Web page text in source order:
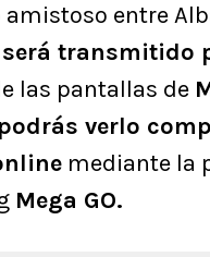
amistoso entre
será transmitido
las pantallas de
podrás verlo
mediante la
Mega GO.